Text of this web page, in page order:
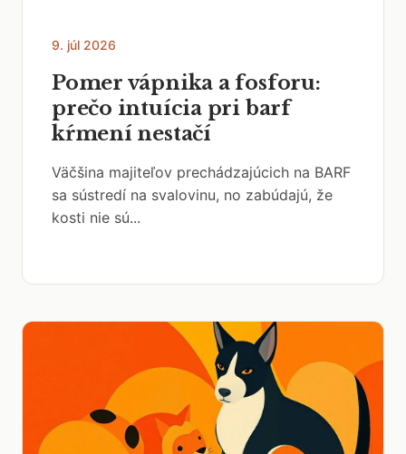
9. júl 2026
Pomer vápnika a fosforu:
prečo intuícia pri barf
kŕmení nestačí
Väčšina majiteľov prechádzajúcich na BARF
sa sústredí na svalovinu, no zabúdajú, že
kosti nie sú...